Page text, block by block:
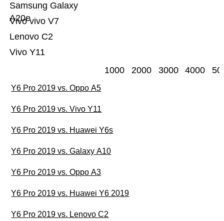
Vivo Y11
Lenovo C2
Vivo vivo V7
Samsung Galaxy
A20e
1000 2000 3000 4000
Y6 Pro 2019 vs. Oppo A5
Y6 Pro 2019 vs. Vivo Y11
Y6 Pro 2019 vs. Huawei Y6s
Y6 Pro 2019 vs. Galaxy A10
Y6 Pro 2019 vs. Oppo A3
Y6 Pro 2019 vs. Huawei Y6 2019
Y6 Pro 2019 vs. Lenovo C2